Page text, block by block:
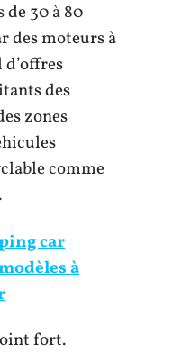
30 à 80
des moteurs à
des
zones
comme
car
à
fort.